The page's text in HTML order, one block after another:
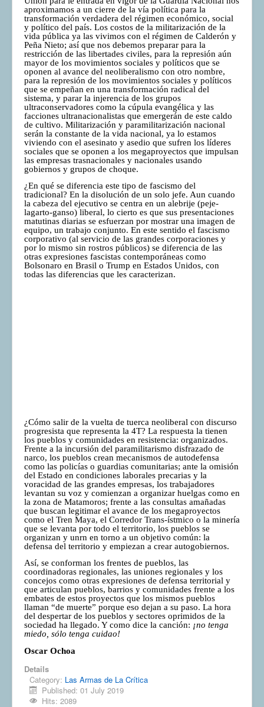
aproximamos a un cierre de la vía política para la
transformación verdadera del régimen económico, social
y político del país. Los costos de la militarización de la
vida pública ya las vivimos con el régimen de Calderón y
Peña Nieto; así que nos debemos preparar para la
restricción de las libertades civiles, para la represión aún
mayor de los movimientos sociales y políticos que se
oponen al avance del neoliberalismo con otro nombre,
para la represión de los movimientos sociales y políticos
que se empeñan en una transformación radical del
sistema, y parar la injerencia de los grupos
ultraconservadores como la cúpula evangélica y las
facciones ultranacionalistas que emergerán de este caldo
de cultivo. Militarización y paramilitarización nacional
serán la constante de la vida nacional, ya lo estamos
viviendo con el asesinato y asedio que sufren los líderes
sociales que se oponen a los megaproyectos que impulsan
las empresas trasnacionales y nacionales usando
gobiernos y grupos de choque.
¿En qué se diferencia este tipo de fascismo del
tradicional? En la disolución de un solo jefe. Aun cuando
la cabeza del ejecutivo se centra en un alebrije (peje-
lagarto-ganso) liberal, lo cierto es que sus presentaciones
matutinas diarias se esfuerzan por mostrar una imagen de
equipo, un trabajo conjunto. En este sentido el fascismo
corporativo (al servicio de las grandes corporaciones y
por lo mismo sin rostros públicos) se diferencia de las
otras expresiones fascistas contemporáneas como
Bolsonaro en Brasil o Trump en Estados Unidos, con
todas las diferencias que les caracterizan.
¿Cómo salir de la vuelta de tuerca neoliberal con discurso
progresista que representa la 4T? La respuesta la tienen
los pueblos y comunidades en resistencia: organizados.
Frente a la incursión del paramilitarismo disfrazado de
narco, los pueblos crean mecanismos de autodefensa
como las policías o guardias comunitarias; ante la omisión
del Estado en condiciones laborales precarias y la
voracidad de las grandes empresas, los trabajadores
levantan su voz y comienzan a organizar huelgas como en
la zona de Matamoros; frente a las consultas amañadas
que buscan legitimar el avance de los megaproyectos
como el Tren Maya, el Corredor Trans-ístmico o la minería
que se levanta por todo el territorio, los pueblos se
organizan y unrn en torno a un objetivo común: la
defensa del territorio y empiezan a crear autogobiernos.
Así, se conforman los frentes de pueblos, las
coordinadoras regionales, las uniones regionales y los
concejos como otras expresiones de defensa territorial y
que articulan pueblos, barrios y comunidades frente a los
embates de estos proyectos que los mismos pueblos
llaman “de muerte” porque eso dejan a su paso. La hora
del despertar de los pueblos y sectores oprimidos de la
sociedad ha llegado. Y como dice la canción: ¡no tenga
miedo, sólo tenga cuidao!
Oscar Ochoa
Details
Category: Las Armas de La Crítica
Published: 01 July 2019
Hits: 2089